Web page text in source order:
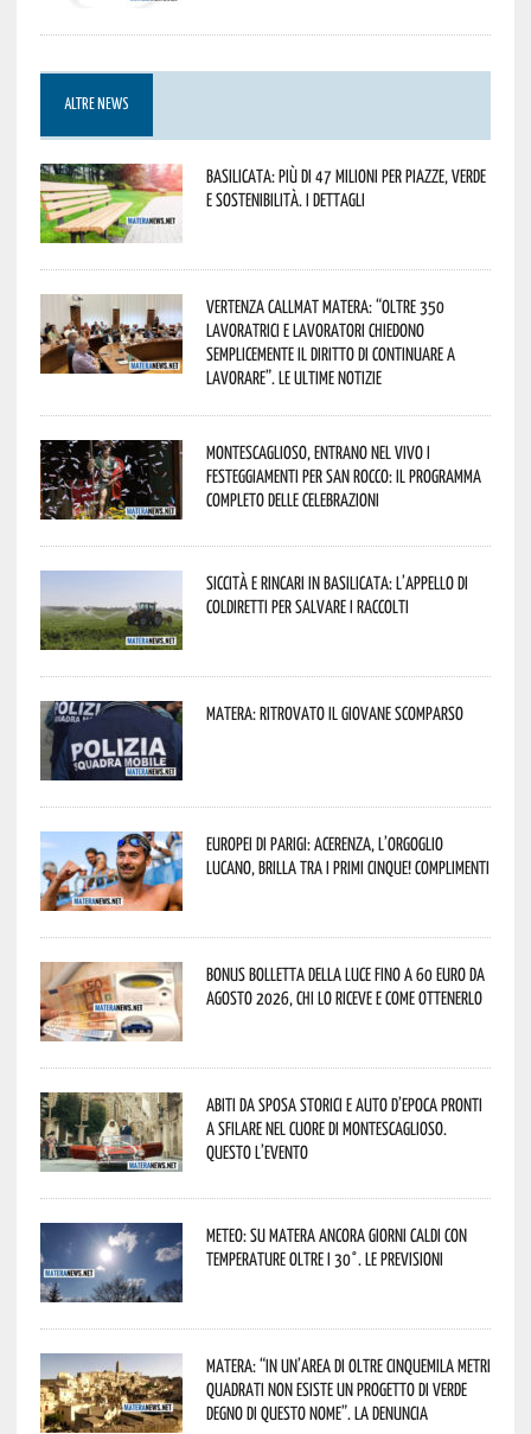
ALTRE NEWS
Basilicata: più di 47 milioni per piazze, verde
e sostenibilità. I dettagli
Vertenza CallMat Matera: “Oltre 350
lavoratrici e lavoratori chiedono
semplicemente il diritto di continuare a
lavorare”. Le ultime notizie
Montescaglioso, entrano nel vivo i
festeggiamenti per San Rocco: il programma
completo delle celebrazioni
Siccità e rincari in Basilicata: l’appello di
Coldiretti per salvare i raccolti
Matera: ritrovato il giovane scomparso
Europei di Parigi: Acerenza, l’orgoglio
lucano, brilla tra i primi cinque! Complimenti
Bonus bolletta della luce fino a 60 euro da
agosto 2026, chi lo riceve e come ottenerlo
Abiti da sposa storici e auto d’epoca pronti
a sfilare nel cuore di Montescaglioso.
Questo l’evento
Meteo: su Matera ancora giorni caldi con
temperature oltre i 30°. Le previsioni
Matera: “In un’area di oltre cinquemila metri
quadrati non esiste un progetto di verde
degno di questo nome”. La denuncia